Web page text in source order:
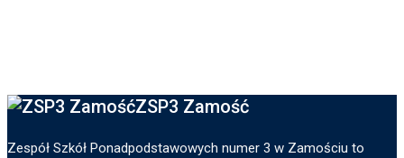
ZSP3 Zamość
Zespół Szkół Ponadpodstawowych numer 3 w Zamościu to